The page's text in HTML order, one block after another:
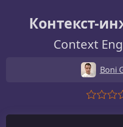
Контекст-
Context
Boni